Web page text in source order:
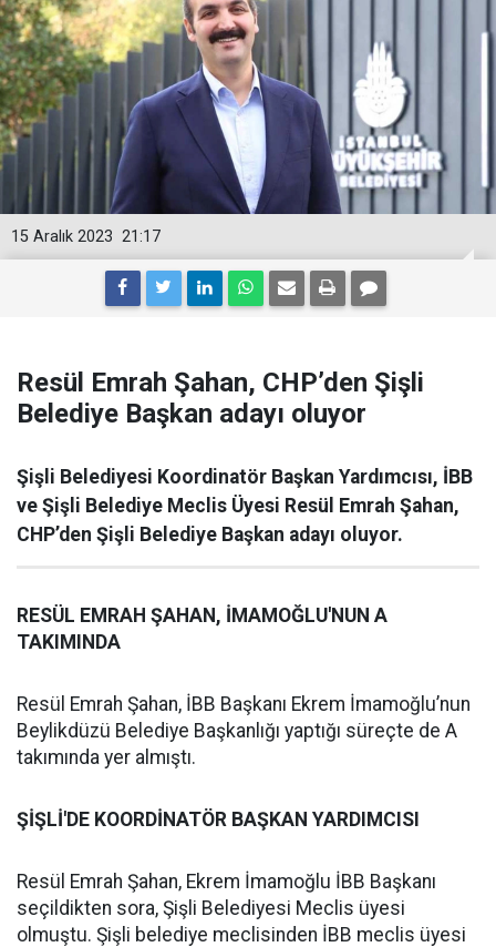
21:17
15 Aralık 2023
Resül Emrah Şahan, CHP’den Şişli
Belediye Başkan adayı oluyor
Şişli Belediyesi Koordinatör Başkan Yardımcısı, İBB
ve Şişli Belediye Meclis Üyesi Resül Emrah Şahan,
CHP’den Şişli Belediye Başkan adayı oluyor.
RESÜL EMRAH ŞAHAN, İMAMOĞLU'NUN A
TAKIMINDA
Resül Emrah Şahan, İBB Başkanı Ekrem İmamoğlu’nun
Beylikdüzü Belediye Başkanlığı yaptığı süreçte de A
takımında yer almıştı.
ŞİŞLİ'DE KOORDİNATÖR BAŞKAN YARDIMCISI
Resül Emrah Şahan, Ekrem İmamoğlu İBB Başkanı
seçildikten sora, Şişli Belediyesi Meclis üyesi
olmuştu. Şişli belediye meclisinden İBB meclis üyesi